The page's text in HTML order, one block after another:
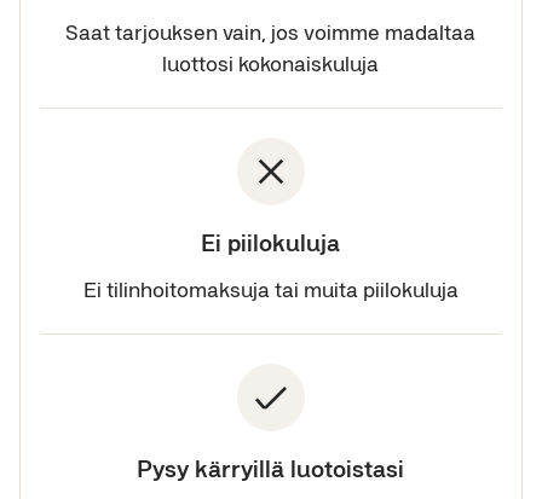
Saat tarjouksen vain, jos voimme madaltaa
luottosi kokonaiskuluja
Ei piilokuluja
Ei tilinhoitomaksuja tai muita piilokuluja
Pysy kärryillä luotoistasi